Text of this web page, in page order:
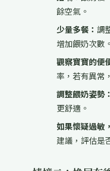
餘空氣。
少量多餐： 調
增加餵奶次數。
觀察寶寶的便
率，若有異常
調整餵奶姿勢：
更舒適。
如果懷疑過敏
建議，評估是